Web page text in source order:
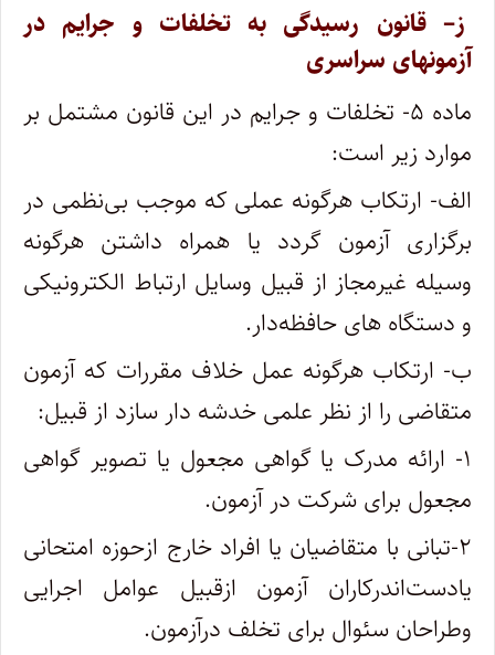
ز– قانون رسیدگی به تخلفات و جرایم در
آزمونهای سراسری
ماده ۵- تخلفات و جرایم در این قانون مشتمل بر
موارد زیر است:
الف- ارتکاب هرگونه عملی که موجب بی‌نظمی در
برگزاری آزمون گردد یا همراه داشتن هرگونه
وسیله غیرمجاز از قبیل وسایل ارتباط الکترونیکی
و دستگاه های حافظه‌دار.
ب- ارتکاب هرگونه عمل خلاف مقررات که آزمون
متقاضی را از نظر علمی خدشه دار سازد از قبیل:
۱- ارائه مدرک یا گواهی مجعول یا تصویر گواهی
مجعول برای شرکت در آزمون.
۲-تبانی با متقاضیان یا افراد خارج ازحوزه امتحانی
یادست‌اندرکاران آزمون ازقبیل عوامل اجرایی
وطراحان سئوال برای تخلف درآزمون.